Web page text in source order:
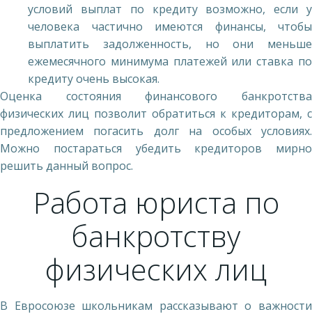
условий выплат по кредиту возможно, если у
человека частично имеются финансы, чтобы
выплатить задолженность, но они меньше
ежемесячного минимума платежей или ставка по
кредиту очень высокая.
Оценка состояния финансового банкротства
физических лиц позволит обратиться к кредиторам, с
предложением погасить долг на особых условиях.
Можно постараться убедить кредиторов мирно
решить данный вопрос.
Работа юриста по
банкротству
физических лиц
В Евросоюзе школьникам рассказывают о важности